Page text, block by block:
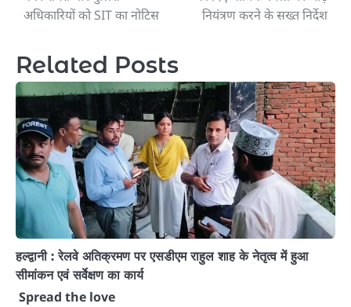
अधिकारियों को SIT का नोटिस
नियंत्रण करने के सख्त निर्देश
Related Posts
हल्द्वानी : रेलवे अतिक्रमण पर एसडीएम राहुल शाह के नेतृत्व में हुआ
सीमांकन एवं सर्वेक्षण का कार्य
Spread the love